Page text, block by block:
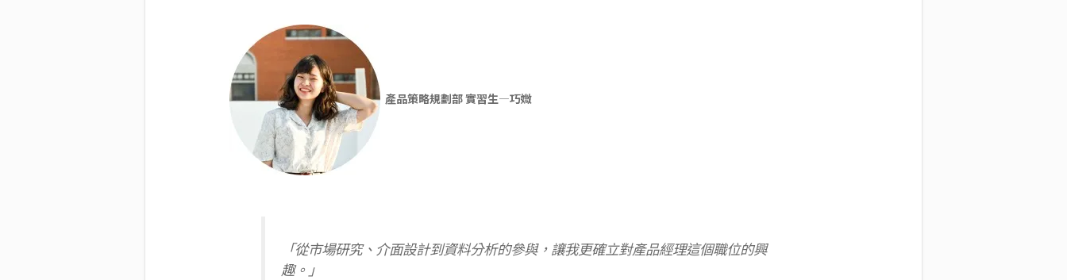
產品策略規劃部 實習生—巧媺
「從市場研究、介面設計到資料分析的參與，讓我更確立對產品經理這個職位的興
趣。」